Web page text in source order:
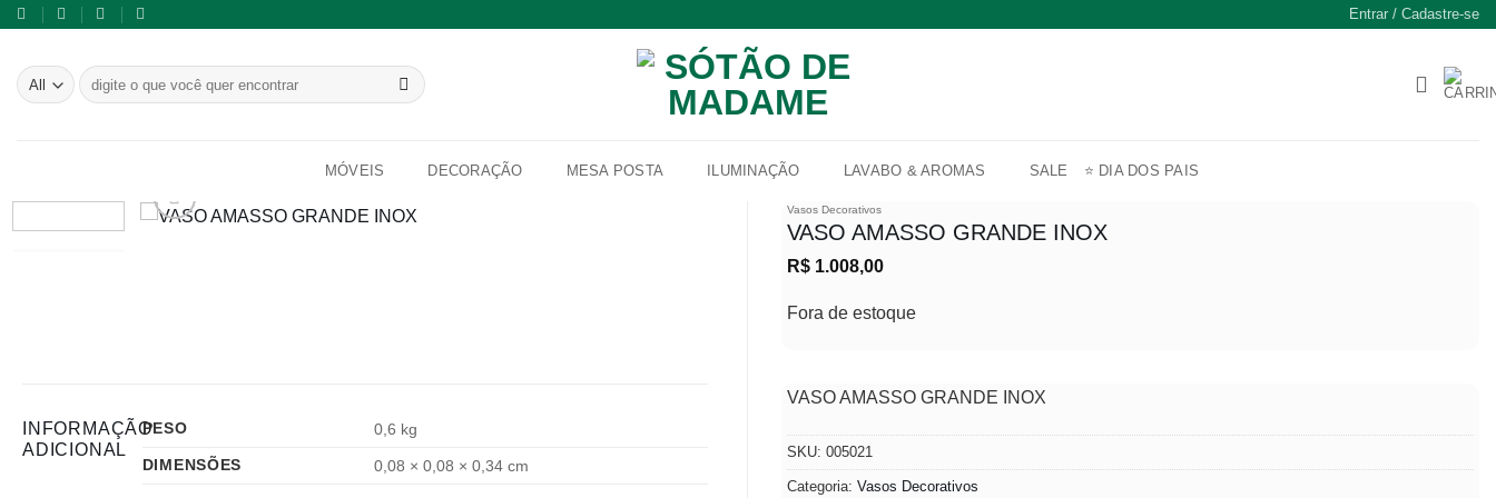
Skip
content
Entrar / Cadastre-se
Pesquisar
por:
MÓVEIS DECORAÇÃO MESA POSTA ILUMINAÇÃO LAVABO & AROMAS SALE ⭐ DIA DOS PAIS
Vasos Decorativos
VASO AMASSO GRANDE INOX
R$ 1.008,00
Fora de estoque
INFORMAÇÃO
ADICIONAL
PESO
0,6 kg
DIMENSÕES
0,08 × 0,08 × 0,34 cm
VASO AMASSO GRANDE INOX
SKU: 005021
Categoria: Vasos Decorativos